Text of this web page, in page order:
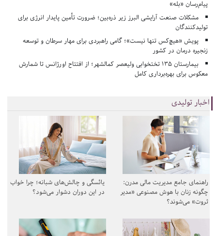
پیام‌رسان «بله»
مشکلات صنعت آرایشی البرز زیر ذره‌بین؛ ضرورت تأمین پایدار انرژی برای
تولیدکنندگان
پویش «هیچ‌کس تنها نیست»؛ گامی راهبردی برای مهار سرطان و توسعه
زنجیره درمان در کشور
بیمارستان ۱۳۵ تختخوابی ولیعصر کمالشهر؛ از افتتاح اورژانس تا شمارش
معکوس برای بهره‌برداری کامل
اخبار تولیدی
راهنمای جامع مدیریت مالی مدرن:
چگونه زنان با هوش مصنوعی «مدیر
ثروت» می‌شوند؟
یائسگی و چالش‌های شبانه؛ چرا خواب
در این دوران دشوار می‌شود؟